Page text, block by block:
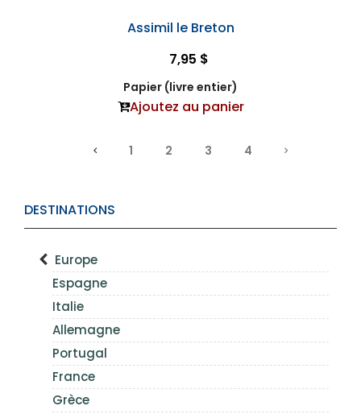
DESTINATIONS
Europe
Espagne
Italie
Allemagne
Portugal
France
Grèce
Assimil le Breton
7,95 $
Papier (livre entier)
Ajoutez au panier
1 2 3 4